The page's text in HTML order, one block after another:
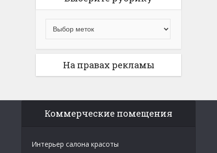
На правах рекламы
Коммерческие помещения
Интерьер салона красоты